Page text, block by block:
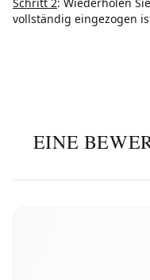
vollständig eingezogen
EINE